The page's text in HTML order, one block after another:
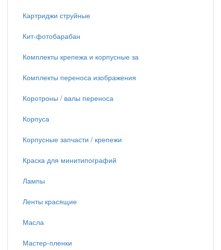
Картриджи струйные
Кит-фотобарабан
Комплекты крепежа и корпусные за
Комплекты переноса изображения
Коротроны / валы переноса
Корпуса
Корпусные запчасти / крепежи
Краска для минитипографий
Лампы
Ленты красящие
Масла
Мастер-пленки